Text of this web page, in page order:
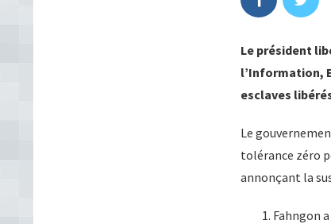
Le président
l’Information,
esclaves
Le
tolérance zéro
annonçant la
Fahngon